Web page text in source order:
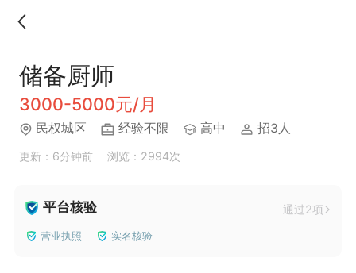
储备厨师
3000-5000元/月
民权城区 经验不限 高中 招3人
更新：6分钟前 浏览：2994次
平台核验 通过2项
营业执照 实名核验